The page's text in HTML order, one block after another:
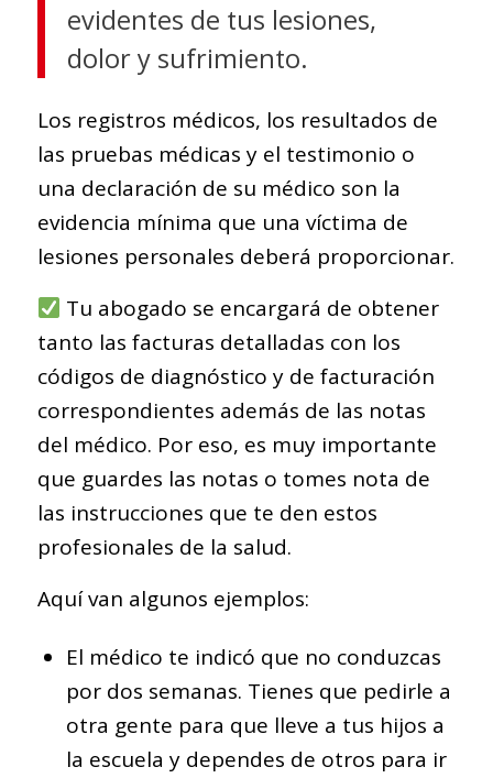
evidentes de tus lesiones,
dolor y sufrimiento.
Los registros médicos, los resultados de
las pruebas médicas y el testimonio o
una declaración de su médico son la
evidencia mínima que una víctima de
lesiones personales deberá proporcionar.
Tu abogado se encargará de obtener
tanto las facturas detalladas con los
códigos de diagnóstico y de facturación
correspondientes además de las notas
del médico. Por eso, es muy importante
que guardes las notas o tomes nota de
las instrucciones que te den estos
profesionales de la salud.
Aquí van algunos ejemplos:
El médico te indicó que no conduzcas
por dos semanas. Tienes que pedirle a
otra gente para que lleve a tus hijos a
la escuela y dependes de otros para ir